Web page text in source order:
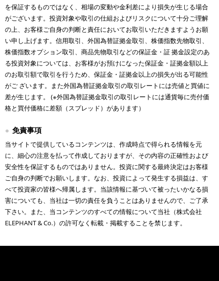
を保証するものではなく、相場の変動や金利差により損失が生じる場合
がございます。投資対象や取引の仕組およびリスクについて十分ご理解
の上、お客様ご自身の判断と責任においてお取引いただきますようお願
い申し上げます。信用取引、外国為替証拠金取引、株価指数先物取引、
株価指数オプション取引、商品先物取引などの保証金・証 拠金設定のあ
る投資対象については、お客様がお預けになった保証金・証拠金額以上
のお取引額で取引を行うため、保証金・証拠金以上の損失が出る可能性
がご ざいます。また外国為替証拠金取引の取引レートには売値と買値に
差が生じます。 (※外国為替証拠金取引の取引レートには通貨毎に売付価
格と買付価格に差額（スプレッド）があります）
免責事項
当サイトで提供しているコンテンツは、作成時点で得られる情報を元
に、細心の注意を払って作成しておりますが、その内容の正確性および
安全性を保証するものではありません。投資に関する最終決定はお客様
ご自身の判断でお願いします。なお、投資によって発生する損益は、す
べて投資家の皆様へ帰属します。当該情報に基づいて被ったいかなる損
害についても、当社は一切の責任を負うことはありませんので、ご了承
下さい。また、当コンテンツのすべての情報について当社（株式会社
ELEPHANT & Co.）の許可なく転載・掲載することを禁じます。